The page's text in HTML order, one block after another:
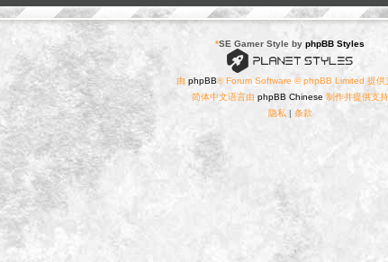
*SE Gamer Style by phpBB Styles
由 phpBB® Forum Software © phpBB Limited 提供
简体中文语言由 phpBB Chinese 制作并提供支持
隐私 | 条款